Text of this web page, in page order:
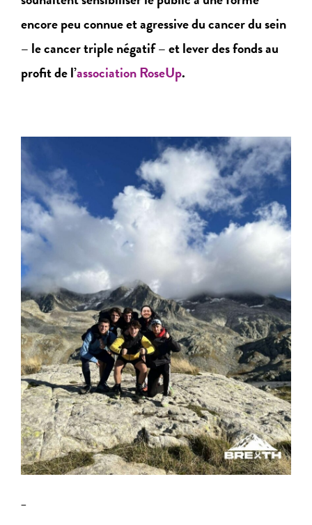
encore peu connue et agressive du cancer du sein
– le cancer triple négatif – et lever des fonds au
profit de l’association RoseUp.
_